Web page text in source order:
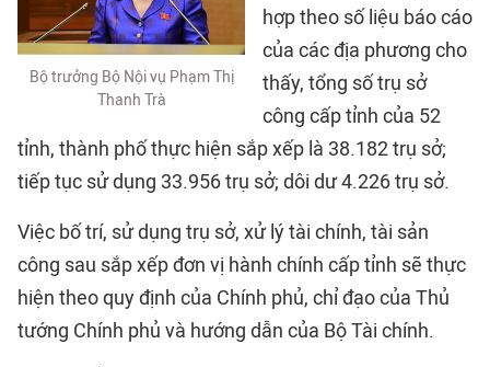
Bộ trưởng Bộ Nội vụ Phạm Thị
Thanh Trà
hợp theo số liệu báo cáo
của các địa phương cho
thấy, tổng số trụ sở
công cấp tỉnh của 52
tỉnh, thành phố thực hiện sắp xếp là 38.182 trụ sở;
tiếp tục sử dụng 33.956 trụ sở; dôi dư 4.226 trụ sở.
Việc bố trí, sử dụng trụ sở, xử lý tài chính, tài sản
công sau sắp xếp đơn vị hành chính cấp tỉnh sẽ thực
hiện theo quy định của Chính phủ, chỉ đạo của Thủ
tướng Chính phủ và hướng dẫn của Bộ Tài chính.